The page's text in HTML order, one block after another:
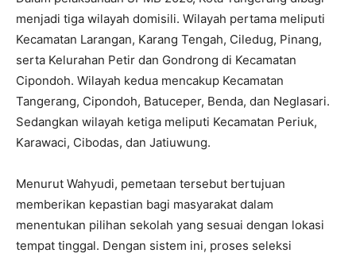
menjadi tiga wilayah domisili. Wilayah pertama meliputi
Kecamatan Larangan, Karang Tengah, Ciledug, Pinang,
serta Kelurahan Petir dan Gondrong di Kecamatan
Cipondoh. Wilayah kedua mencakup Kecamatan
Tangerang, Cipondoh, Batuceper, Benda, dan Neglasari.
Sedangkan wilayah ketiga meliputi Kecamatan Periuk,
Karawaci, Cibodas, dan Jatiuwung.
Menurut Wahyudi, pemetaan tersebut bertujuan
memberikan kepastian bagi masyarakat dalam
menentukan pilihan sekolah yang sesuai dengan lokasi
tempat tinggal. Dengan sistem ini, proses seleksi